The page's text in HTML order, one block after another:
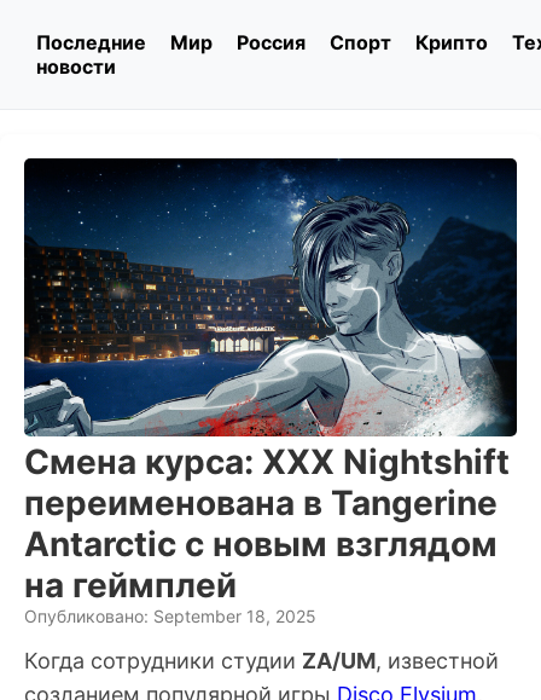
Последние
новости
Мир Россия Спорт Крипто
Смена курса: XXX Nightshift
переименована в Tangerine
Antarctic с новым взглядом
на геймплей
Опубликовано: September 18, 2025
Когда сотрудники студии ZA/UM, известной
созданием популярной игры Disco Elysium,